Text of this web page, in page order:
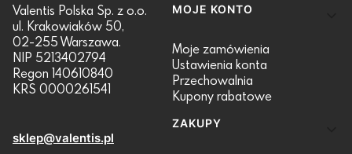
Valentis Polska Sp. z o.o.
ul. Krakowiaków 50,
02-255 Warszawa.
NIP 5213402794
Regon 140610840
KRS 0000261541
sklep@valentis.pl
Linki w stopce
MOJE KONTO
Moje zamówienia
Ustawienia konta
Przechowalnia
Kupony rabatowe
ZAKUPY